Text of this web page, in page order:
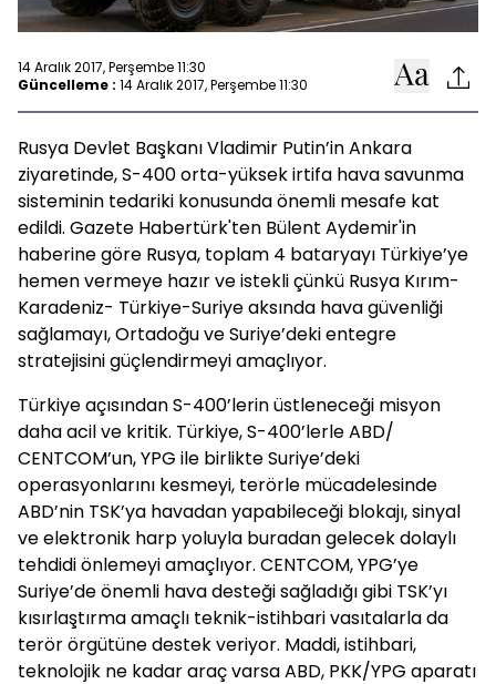
14 Aralık 2017, Perşembe 11:30
Güncelleme : 14 Aralık 2017, Perşembe 11:30
Rusya Devlet Başkanı Vladimir Putin’in Ankara
ziyaretinde, S-400 orta-yüksek irtifa hava savunma
sisteminin tedariki konusunda önemli mesafe kat
edildi. Gazete Habertürk'ten Bülent Aydemir'in
haberine göre Rusya, toplam 4 bataryayı Türkiye’ye
hemen vermeye hazır ve istekli çünkü Rusya Kırım-
Karadeniz- Türkiye-Suriye aksında hava güvenliği
sağlamayı, Ortadoğu ve Suriye’deki entegre
stratejisini güçlendirmeyi amaçlıyor.
Türkiye açısından S-400’lerin üstleneceği misyon
daha acil ve kritik. Türkiye, S-400’lerle ABD/
CENTCOM’un, YPG ile birlikte Suriye’deki
operasyonlarını kesmeyi, terörle mücadelesinde
ABD’nin TSK’ya havadan yapabileceği blokajı, sinyal
ve elektronik harp yoluyla buradan gelecek dolaylı
tehdidi önlemeyi amaçlıyor. CENTCOM, YPG’ye
Suriye’de önemli hava desteği sağladığı gibi TSK’yı
kısırlaştırma amaçlı teknik-istihbari vasıtalarla da
terör örgütüne destek veriyor. Maddi, istihbari,
teknolojik ne kadar araç varsa ABD, PKK/YPG aparatı